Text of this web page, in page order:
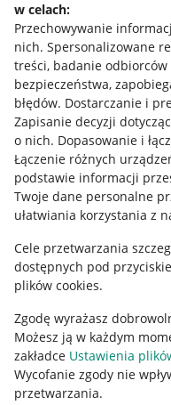
w celach:
Przechowywanie
nich. Spersonalizowane
treści, badanie odbiorców
bezpieczeństwa,
błędów. Dostarczanie i
Zapisanie decyzji
o nich. Dopasowanie i
Łączenie różnych
podstawie informacji
Twoje dane personalne
ułatwiania korzystania z
Cele przetwarzania
dostępnych pod
plików cookies.
Zgodę wyrażasz
Możesz ją w każdym
zakładce Ustawienia
Wycofanie zgody nie
przetwarzania.
Allegro Gadane dla
Allegro Gadane dla
Mapa miejscowości
Informacje prawne
Regulamin
Polityka plików "cookies"
Ustawienia plików
Udostępnianie lokalizacji
Informacje dla Aktu o
Pobierz aplikację